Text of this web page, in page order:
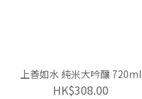
上善如水 純米大吟釀 720ml
HK$308.00